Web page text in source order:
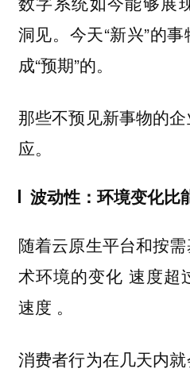
洞见。今天“新兴”的
成“预期”的。
那些不预见新事物的
应。
波动性：环境变化比
随着云原生平台和按
术环境的变化 速度超
速度 。
消费者行为在几天内